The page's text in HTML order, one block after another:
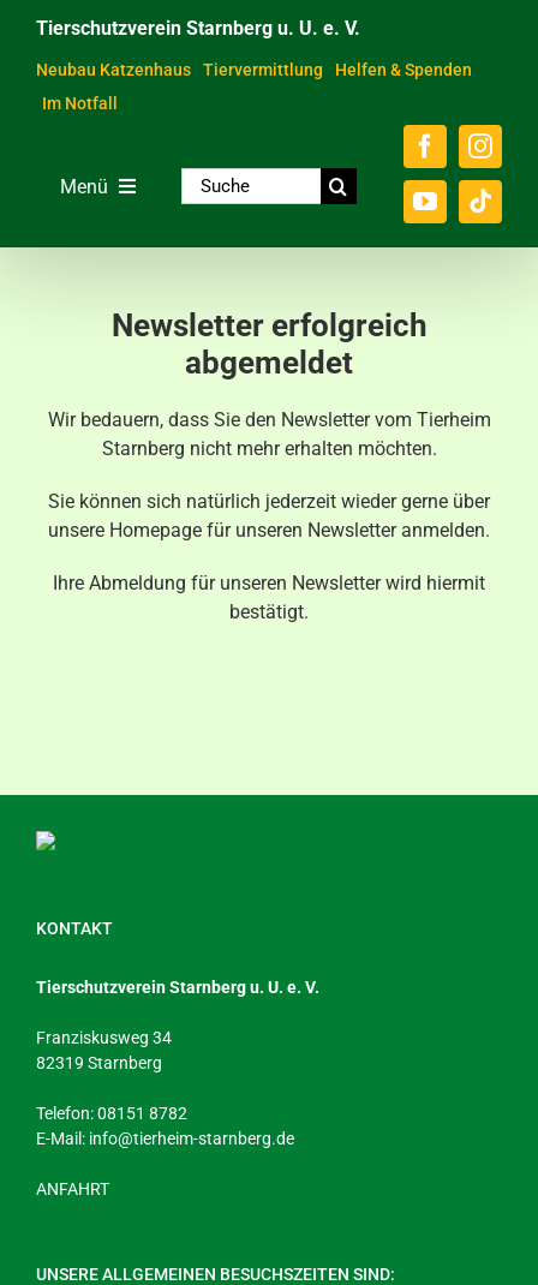
Inhalt
springen
Tierschutzverein Starnberg u. U. e. V.
Neubau Katzenhaus Tiervermittlung
Helfen & Spenden
Im Notfall
Menü
Über das Tierheim
Der Verein
Ratgeber & Service
Aktuelles
Suche
nach:
Newsletter erfolgreich
abgemeldet
Wir bedauern, dass Sie den Newsletter vom Tierheim
Starnberg nicht mehr erhalten möchten.
Sie können sich natürlich jederzeit wieder gerne über
unsere Homepage für unseren Newsletter anmelden.
Ihre Abmeldung für unseren Newsletter wird hiermit
bestätigt.
KONTAKT
Tierschutzverein Starnberg u. U. e. V.
Franziskusweg 34
82319 Starnberg
Telefon: 08151 8782
E-Mail: info@tierheim-starnberg.de
ANFAHRT
UNSERE ALLGEMEINEN BESUCHSZEITEN SIND: